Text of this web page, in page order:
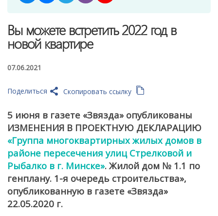
Вы можете встретить 2022 год в
новой квартире
07.06.2021
Скопировать ссылку
Поделиться
5 июня в газете «Звязда» опубликованы
ИЗМЕНЕНИЯ В ПРОЕКТНУЮ ДЕКЛАРАЦИЮ
«Группа многоквартирных жилых домов в
районе пересечения улиц Стрелковой и
Рыбалко в г. Минске». Жилой дом № 1.1 по
генплану. 1-я очередь строительства»,
опубликованную в газете «Звязда»
22.05.2020 г.